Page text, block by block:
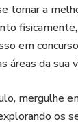
tornar a
fisicamente,
em
áreas da sua
mergulhe
os